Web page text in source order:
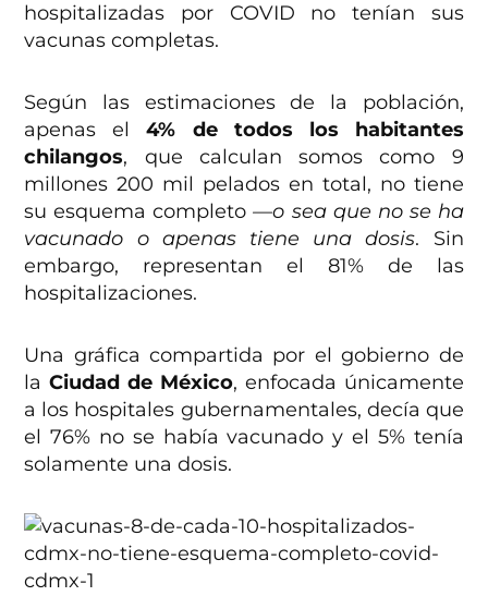
hospitalizadas por COVID no tenían sus
vacunas completas.
Según las estimaciones de la población,
apenas el4% de todos los habitantes
chilangos, que calculan somos como 9
millones 200 mil pelados en total, no tiene
su esquema completo—o sea que no se ha
vacunado o apenas tiene una dosis. Sin
embargo, representan el 81% de las
hospitalizaciones.
Una gráfica compartida por el gobierno de
laCiudad de México, enfocada únicamente
a los hospitales gubernamentales, decía que
el 76% no se había vacunado y el 5% tenía
solamente una dosis.